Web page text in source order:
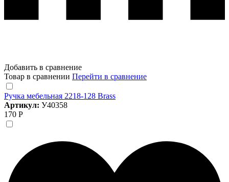
Добавить в сравнение
Товар в сравнении Перейти в сравнение
Ручка мебельная 2218-128 Brass
Артикул: У40358
170 Р